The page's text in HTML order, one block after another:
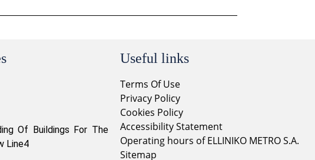
Of Buildings For The
Line4
Useful links
Terms Of Use
Privacy Policy
Cookies Policy
Accessibility Statement
Operating hours of ELLINIKO METRO S.A.
Sitemap